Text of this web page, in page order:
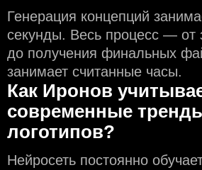
Генерация концепций
секунды. Весь процесс — от
до получения финальных
занимает считанные часы.
Как Иронов
современные
логотипов?
Нейросеть постоянно